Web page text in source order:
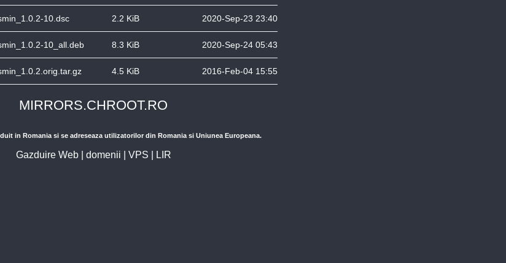
10.dsc 2.2 KiB 2020-Sep-23 23:40
10_all.deb 8.3 KiB 2020-Sep-24 05:43
4.5 KiB 2016-Feb-04 15:55
MIRRORS.CHROOT.RO
in Romania si se adreseaza utilizatorilor din Romania si Uniunea Europeana.
Gazduire Web| domenii VPS LIR